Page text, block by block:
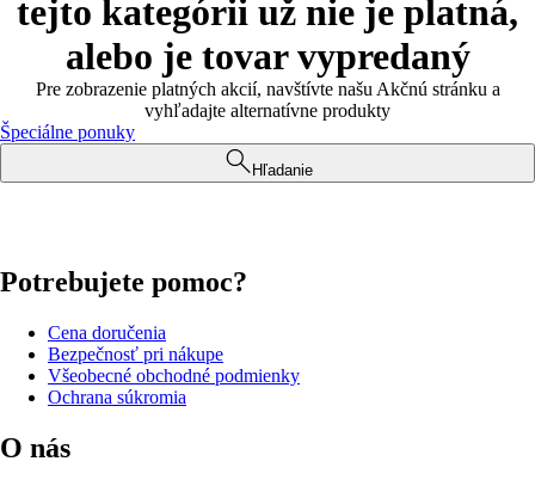
tejto kategórii už nie je platná,
alebo je tovar vypredaný
Pre zobrazenie platných akcií, navštívte našu Akčnú stránku a
vyhľadajte alternatívne produkty
Špeciálne ponuky
Hľadanie
Potrebujete pomoc?
Cena doručenia
Bezpečnosť pri nákupe
Všeobecné obchodné podmienky
Ochrana súkromia
O nás